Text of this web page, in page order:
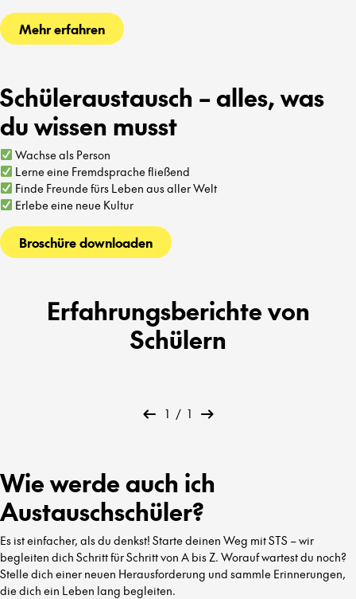
Mehr erfahren
Schüleraustausch – alles, was
du wissen musst
Wachse als Person
Lerne eine Fremdsprache fließend
Finde Freunde fürs Leben aus aller Welt
Erlebe eine neue Kultur
Broschüre downloaden
Erfahrungsberichte von
Schülern
1 / 1
Wie werde auch ich
Austauschschüler?
Es ist einfacher, als du denkst! Starte deinen Weg mit STS – wir
begleiten dich Schritt für Schritt von A bis Z. Worauf wartest du noch?
Stelle dich einer neuen Herausforderung und sammle Erinnerungen,
die dich ein Leben lang begleiten.